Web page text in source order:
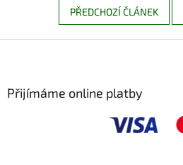
PŘEDCHOZÍ ČLÁNEK
Přijímáme online platby